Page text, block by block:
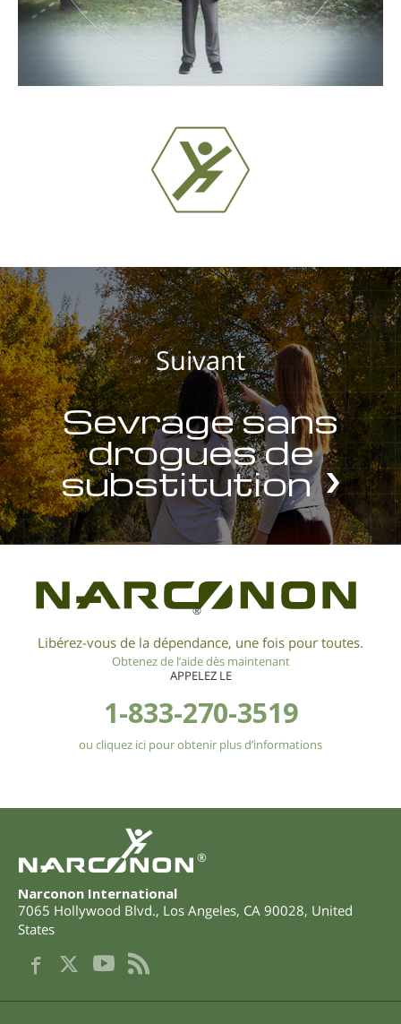
Suivant
Sevrage sans
drogues de
substitution
®
Libérez-vous de la dépendance, une fois pour toutes.
Obtenez de l’aide dès maintenant
APPELEZ LE
1-833-270-3519
ou cliquez ici pour obtenir plus d’informations
®
Narconon International
7065 Hollywood Blvd., Los Angeles, CA 90028, United
States